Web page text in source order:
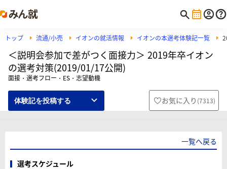
トップ 流通/小売 イオンの就活情報 イオンの本選考体験記一覧
＜説明会参加で差がつく面接力＞ 2019年卒イオン
の選考対策(2019/01/17公開)
面接・選考フロー・ES・志望動機
体験記を投稿する お気に入り (7313)
一覧へ戻る
選考スケジュール